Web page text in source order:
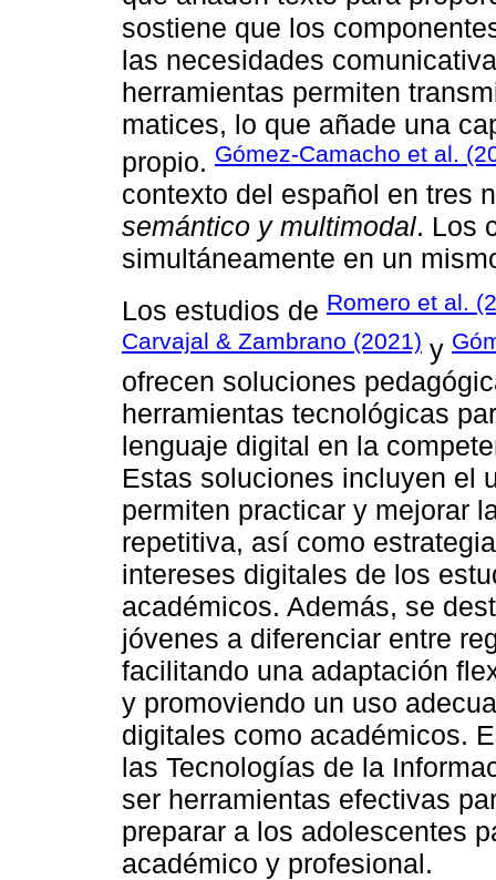
sostiene que los
las necesidades
herramientas permiten
matices, lo que añade una
propio. Gómez-Camacho et al.
contexto del español en tres
semántico y multimodal. Los
simultáneamente en un
Los estudios de Romero et al.
Carvajal & Zambrano (2021) y
ofrecen soluciones
herramientas tecnológicas
lenguaje digital en la
Estas soluciones incluyen el
permiten practicar y mejorar
repetitiva, así como
intereses digitales de los
académicos. Además, se
jóvenes a diferenciar entre
facilitando una adaptación
y promoviendo un uso
digitales como académicos.
las Tecnologías de la
ser herramientas efectivas
preparar a los adolescentes
académico y profesional.